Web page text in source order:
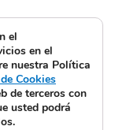
el
en el
nuestra Política
Cookies
de terceros con
usted podrá